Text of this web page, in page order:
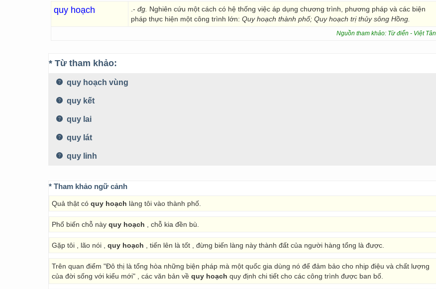
quy hoạch .- đg. Nghiên cứu một cách có hệ thống việc áp dụng chương trình, phương pháp và các biện
pháp thực hiện một công trình lớn: Quy hoạch thành phố; Quy hoạch trị thủy sông Hồng.
Nguồn tham khảo: Từ điển - Việt Tân
* Từ tham khảo:
quy hoạch vùng
quy kết
quy lai
quy lát
quy linh
* Tham khảo ngữ cảnh
Quả thật có quy hoạch làng tôi vào thành phố.
Phổ biến chỗ này quy hoạch , chỗ kia đền bù.
Gặp tôi , lão nói , quy hoạch , tiến lên là tốt , đừng biến làng này thành đất của người hàng tổng là được.
Trên quan điểm "Đô thị là tổng hòa những biện pháp mà một quốc gia dùng nó để đảm bảo cho nhịp điệu và chất lượng
của đời sống với kiểu mới" , các văn bản về quy hoạch quy định chi tiết cho các công trình được ban bố.